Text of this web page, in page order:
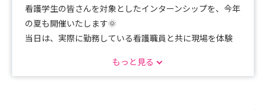
看護学生の皆さんを対象としたインターンシップを、今年
の夏も開催いたします🌞
当日は、実際に勤務している看護職員と共に現場を体験
済生会の看護を身近に感じていただけるプログラムをご用
もっと見る